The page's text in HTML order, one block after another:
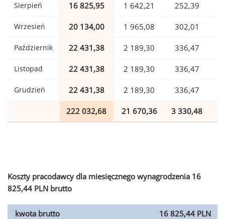
Sierpień 16 825,95 1 642,21 252,39
Wrzesień 20 134,00 1 965,08 302,01
Październik 22 431,38 2 189,30 336,47
Listopad 22 431,38 2 189,30 336,47
Grudzień 22 431,38 2 189,30 336,47
222 032,68 21 670,36 3 330,48
Koszty pracodawcy dla miesięcznego wynagrodzenia 16
825,44 PLN brutto
kwota brutto
16 825,44 PLN